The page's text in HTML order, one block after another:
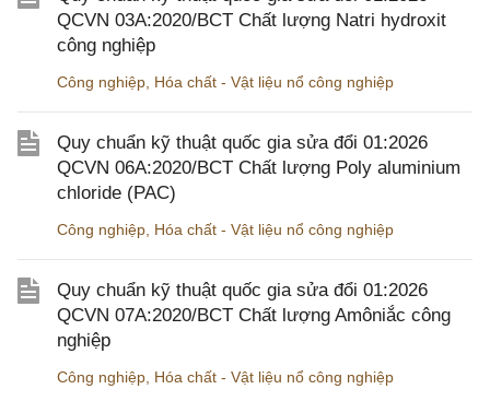
QCVN 03A:2020/BCT Chất lượng Natri hydroxit
công nghiệp
Công nghiệp Hóa chất - Vật liệu nổ công nghiệp
Quy chuẩn kỹ thuật quốc gia sửa đổi 01:2026
QCVN 06A:2020/BCT Chất lượng Poly aluminium
chloride (PAC)
Công nghiệp Hóa chất - Vật liệu nổ công nghiệp
Quy chuẩn kỹ thuật quốc gia sửa đổi 01:2026
QCVN 07A:2020/BCT Chất lượng Amôniắc công
nghiệp
Công nghiệp Hóa chất - Vật liệu nổ công nghiệp